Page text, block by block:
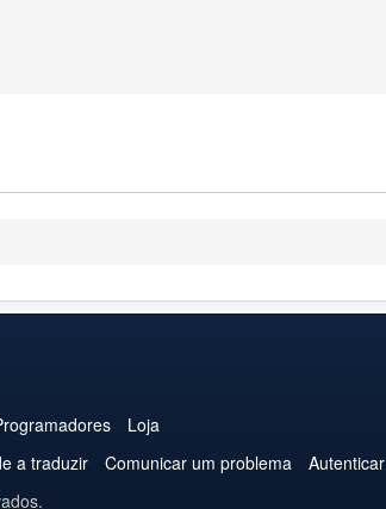
Loja
a traduzir Comunicar um problema
Autenticar